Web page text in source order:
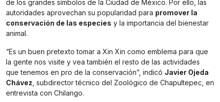
de los grandes símbolos de la Ciudad de México. Por ello, las
autoridades aprovechan su popularidad para promover la
conservación de las especies y la importancia del bienestar
animal.
“Es un buen pretexto tomar a Xin Xin como emblema para que
la gente nos visite y vea también el resto de las actividades
que tenemos en pro de la conservación”, indicó Javier Ojeda
Chávez , subdirector técnico del Zoológico de Chapultepec, en
entrevista con Chilango.